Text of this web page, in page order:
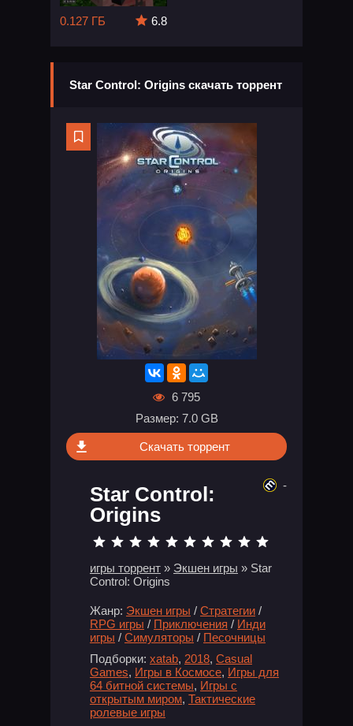
0.127 ГБ
6.8
Star Control: Origins скачать торрент
6 795
Размер: 7.0 GB
Скачать торрент
Star Control:
Origins
игры торрент » Экшен игры » Star
Control: Origins
Жанр: Экшен игры / Стратегии /
RPG игры / Приключения / Инди
игры / Симуляторы / Песочницы
Подборки: xatab, 2018, Casual
Games, Игры в Космосе, Игры для
64 битной системы, Игры с
открытым миром, Тактические
ролевые игры
-